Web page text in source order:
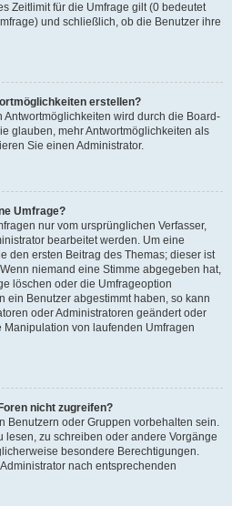
Zeitlimit für die Umfrage gilt (0 bedeutet
und schließlich, ob die Benutzer ihre
erstellen?
Antwortmöglichkeiten wird durch die Board-
glauben, mehr Antwortmöglichkeiten als
Sie einen Administrator.
Umfrage?
nur vom ursprünglichen Verfasser,
bearbeitet werden. Um eine
den ersten Beitrag des Themas; dieser ist
niemand eine Stimme abgegeben hat,
löschen oder die Umfrageoption
ein Benutzer abgestimmt haben, so kann
oder Administratoren geändert oder
von laufenden Umfragen
nicht zugreifen?
Benutzern oder Gruppen vorbehalten sein.
lesen, zu schreiben oder andere Vorgänge
besondere Berechtigungen.
nach entsprechenden